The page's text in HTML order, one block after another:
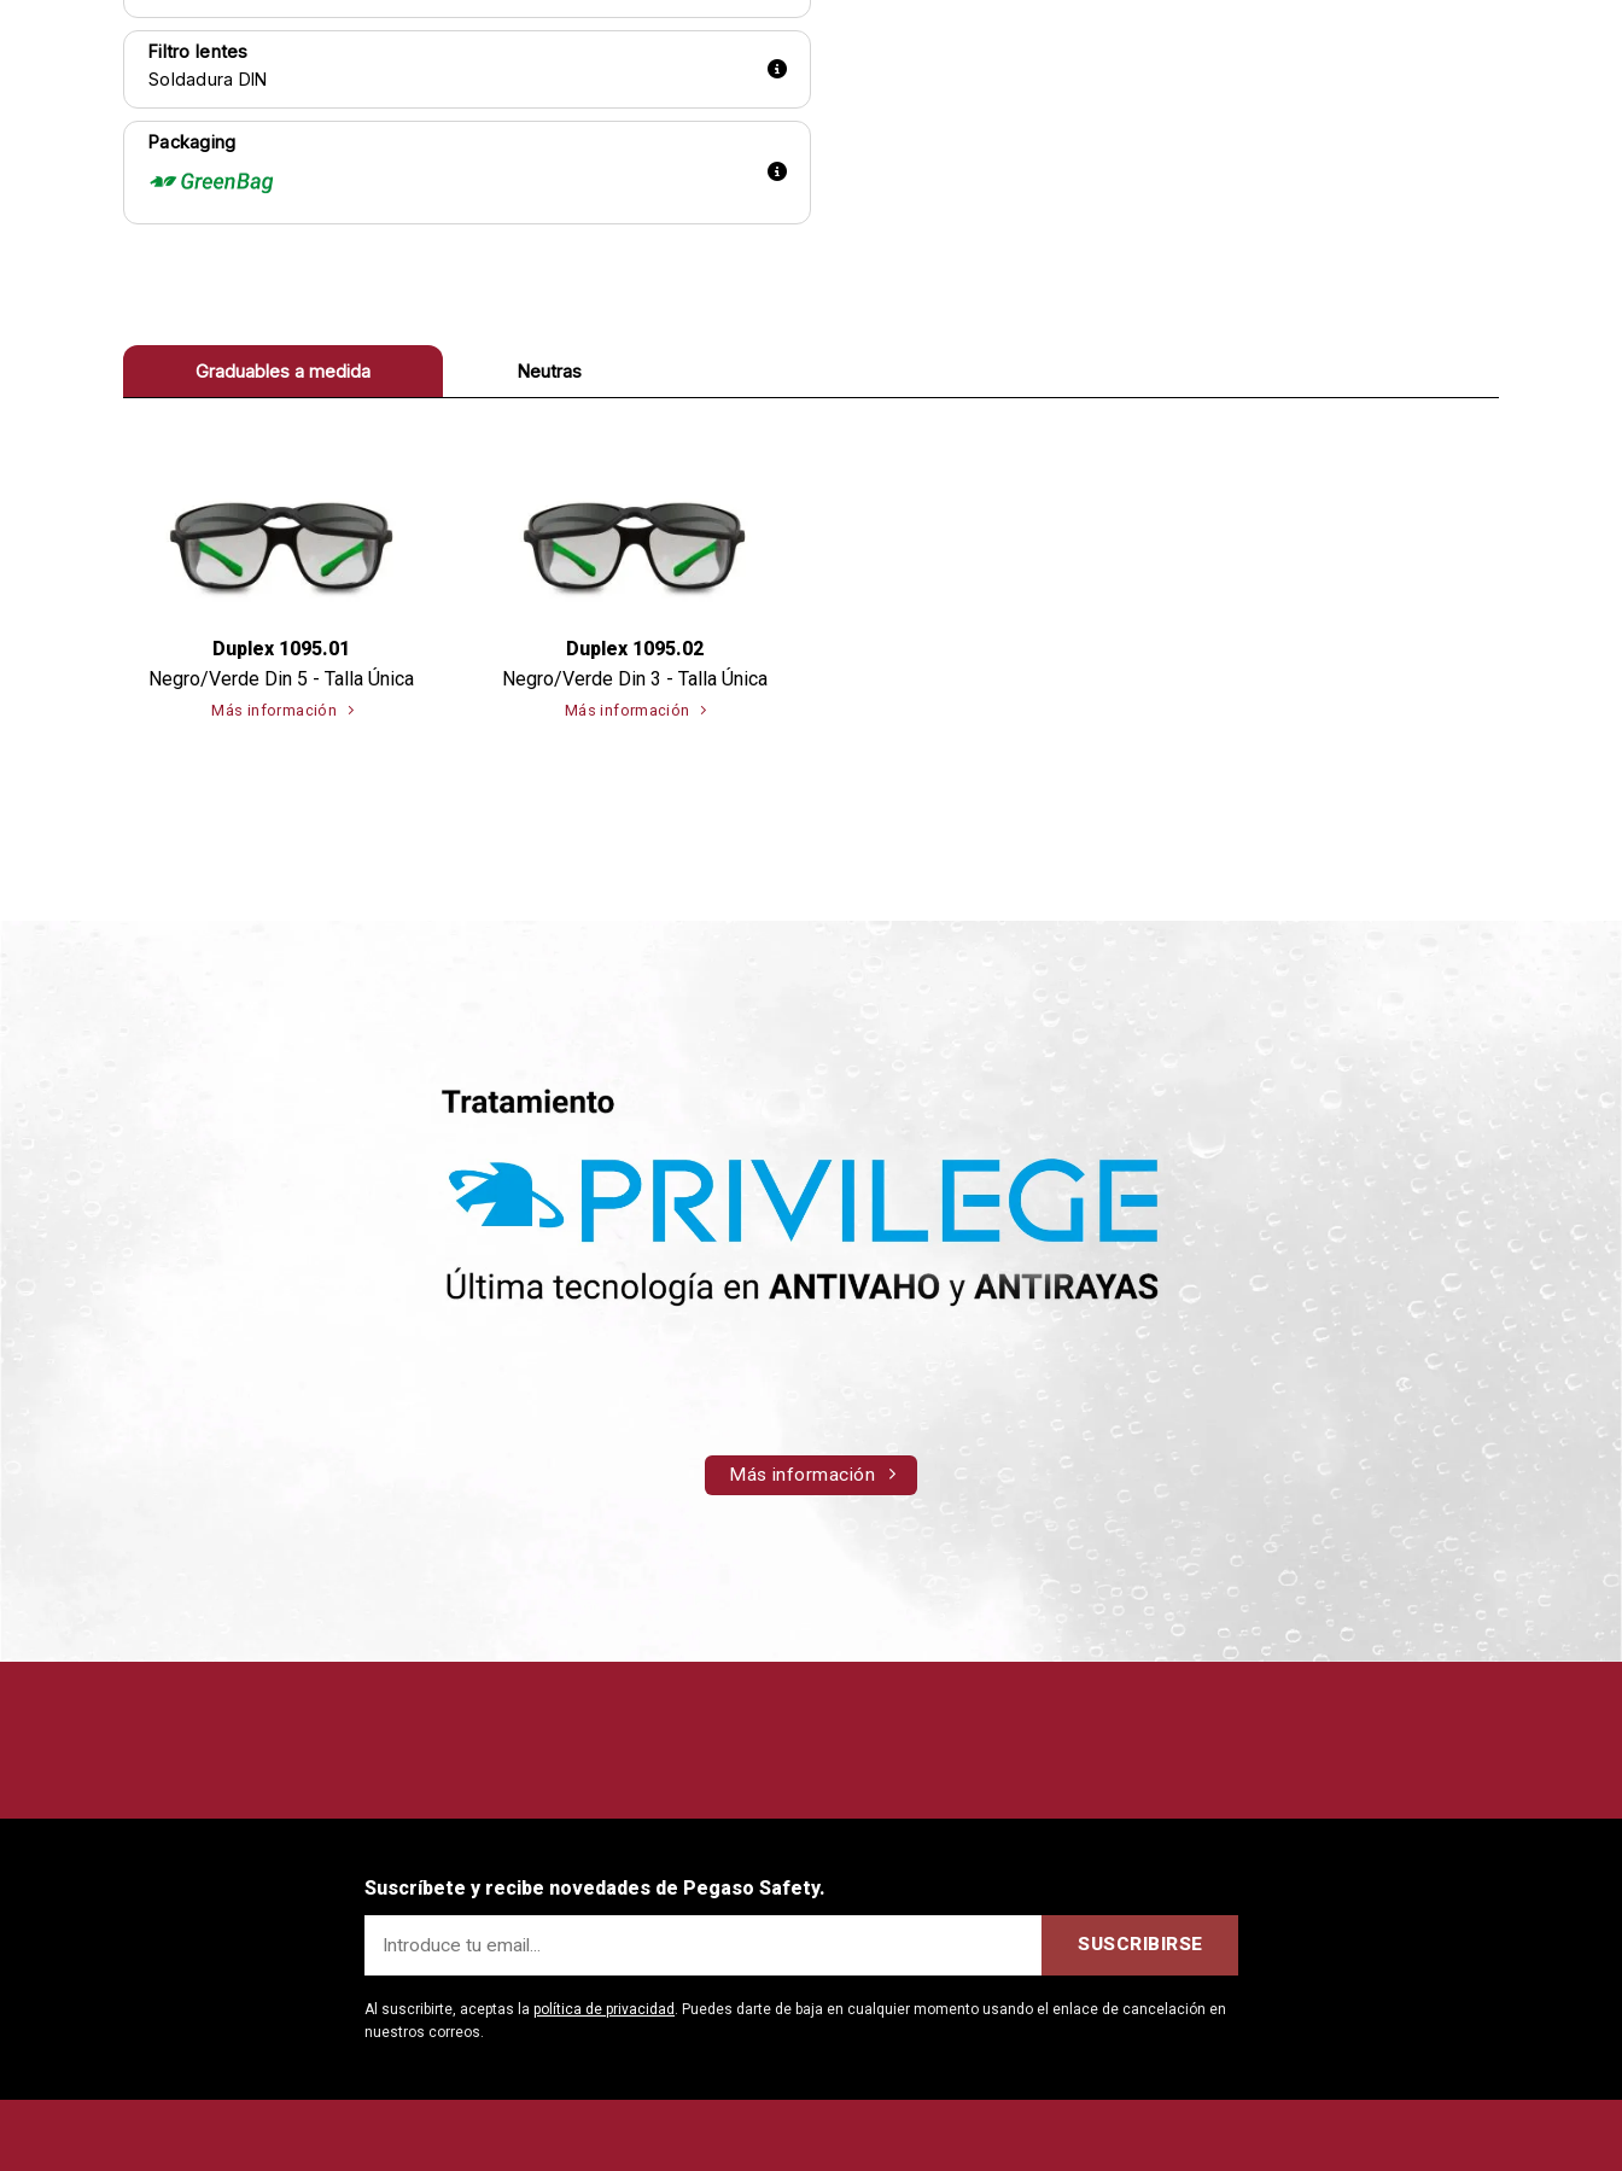
Filtro lentes
Soldadura DIN
Packaging
Graduables a medida Neutras
Duplex 1095.01
Negro/Verde Din 5 - Talla Única
Más información
Duplex 1095.02
Negro/Verde Din 3 - Talla Única
Más información
Más información
Suscríbete y recibe novedades de Pegaso Safety.
Al suscribirte, aceptas la política de privacidad . Puedes darte de baja en cualquier momento usando el enlace de cancelación en
nuestros correos.